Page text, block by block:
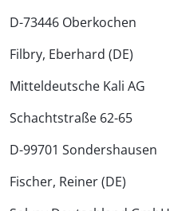
D-73446 Oberkochen
Filbry, Eberhard (DE)
Mitteldeutsche Kali AG
Schachtstraße 62-65
D-99701 Sondershausen
Fischer, Reiner (DE)